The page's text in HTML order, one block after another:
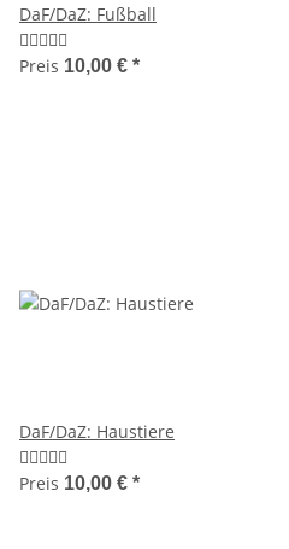
DaF/DaZ: Fußball
Preis 10,00 € *
DaF/DaZ: Haustiere
Preis 10,00 € *